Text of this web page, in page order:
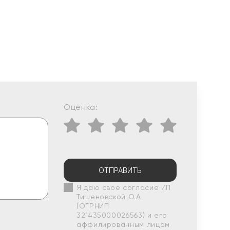
Оценка:
ОТПРАВИТЬ
Я даю свое согласие ИП
Тишеновской О.А.
(ОГРНИП
321435000026563) и его
аффилированным лицам